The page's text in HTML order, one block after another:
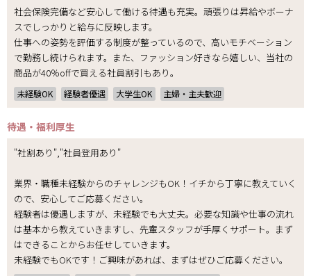
社会保険完備など安心して働ける待遇も充実。頑張りは昇給やボーナ
スでしっかりと給与に反映します。
仕事への姿勢を評価する制度が整っているので、高いモチベーション
で勤務し続けられます。また、ファッション好きなら嬉しい、当社の
商品が40％offで買える社員割引もあり。
未経験OK 経験者優遇 大学生OK 主婦・主夫歓迎
待遇・福利厚生
"社割あり","社員登用あり"
業界・職種未経験からのチャレンジもOK！イチから丁寧に教えていく
ので、安心してご応募ください。
経験者は優遇しますが、未経験でも大丈夫。必要な知識や仕事の流れ
は基本から教えていきますし、先輩スタッフが手厚くサポート。まず
はできることからお任せしていきます。
未経験でもOKです！ご興味があれば、まずはぜひご応募ください。